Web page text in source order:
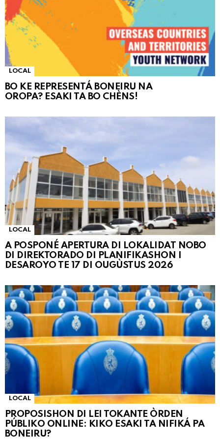
LOCAL
BO KE REPRESENTÁ BONEIRU NA
OROPA? ESAKI TA BO CHÈNS!
LOCAL
A POSPONÉ APERTURA DI LOKALIDAT NOBO
DI DIREKTORADO DI PLANIFIKASHON I
DESAROYO TE 17 DI OUGÙSTUS 2026
LOCAL
PROPOSISHON DI LEI TOKANTE ÒRDEN
PÚBLIKO ONLINE: KIKO ESAKI TA NIFIKÁ PA
BONEIRU?